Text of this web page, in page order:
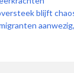
blijft